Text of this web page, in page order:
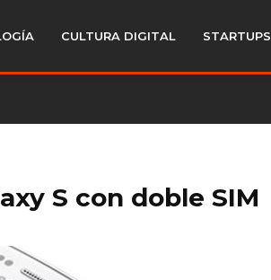
CULTURA DIGITAL STARTUPS
S con doble SIM